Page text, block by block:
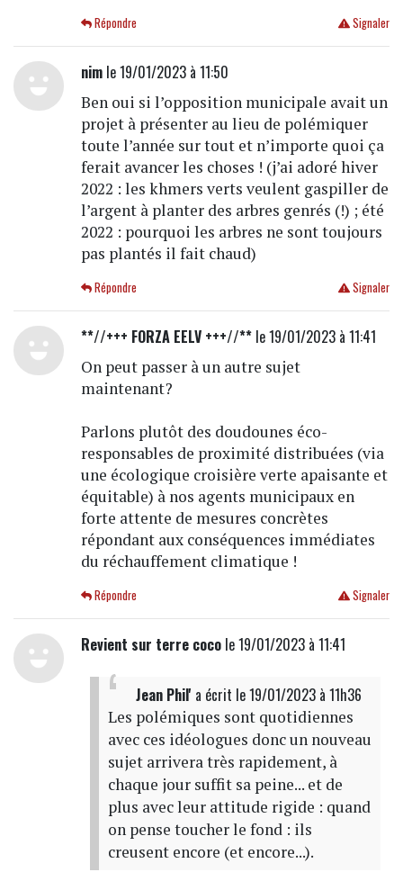
Signaler
Répondre
nimle 19/01/2023 à 11:50
Ben oui si l’opposition municipale avait un
projet à présenter au lieu de polémiquer
toute l’année sur tout et n’importe quoi ça
ferait avancer les choses ! (j’ai adoré hiver
2022 : les khmers verts veulent gaspiller de
l’argent à planter des arbres genrés (!) ; été
2022 : pourquoi les arbres ne sont toujours
pas plantés il fait chaud)
Signaler
Répondre
**//+++ FORZA EELV +++//**le 19/01/2023 à 11:41
On peut passer à un autre sujet
maintenant?
Parlons plutôt des doudounes éco-
responsables de proximité distribuées (via
une écologique croisière verte apaisante et
équitable) à nos agents municipaux en
forte attente de mesures concrètes
répondant aux conséquences immédiates
du réchauffement climatique !
Signaler
Répondre
Revient sur terre cocole 19/01/2023 à 11:41
Jean Phil' a écrit le 19/01/2023 à 11h36
Les polémiques sont quotidiennes
avec ces idéologues donc un nouveau
sujet arrivera très rapidement, à
chaque jour suffit sa peine... et de
plus avec leur attitude rigide : quand
on pense toucher le fond : ils
creusent encore (et encore...).